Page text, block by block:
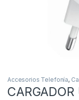
Accesorios Telefonía,